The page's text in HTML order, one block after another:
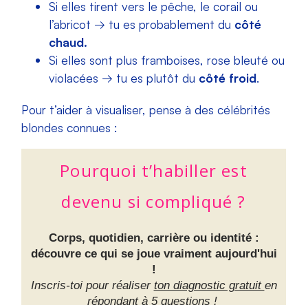
Si elles tirent vers le pêche, le corail ou
l’abricot → tu es probablement du côté
chaud.
Si elles sont plus framboises, rose bleuté ou
violacées → tu es plutôt du côté froid.
Pour t’aider à visualiser, pense à des célébrités
blondes connues :